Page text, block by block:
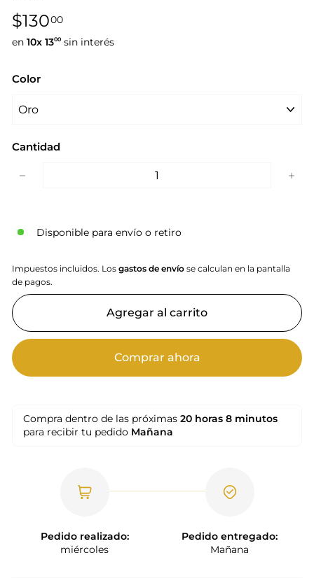
Precio
habitual
$13000$130,00
en 10x 1300 sin interés
Color
Cantidad
Disponible para envío o retiro
Impuestos incluidos. Los gastos de envío se calculan en la pantalla
de pagos.
Agregar al carrito
Comprar ahora
Compra dentro de las próximas 20 horas 8 minutos
para recibir tu pedido Mañana
Pedido realizado:
miércoles
Pedido entregado:
Mañana